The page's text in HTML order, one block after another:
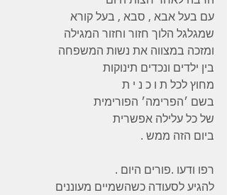
עם בעל אבא , סבא , בעל קורא
שמגלגל הלוך חזור וחזור המגילה
ומזכה במצווה את נשות המשפחה
בין ילדים ונכדים תינוקות
מחוץ לכל ת ו כ נ י ת
בשם ׳הפרימה׳ הפורימית
של כל עלילה אפשרית
ביום הזה ממש .
רפו ודעו .פורים היום .
להגיע לסעודה כשהשמיים מעוננים